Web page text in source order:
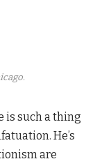
is such a thing
He’s
are